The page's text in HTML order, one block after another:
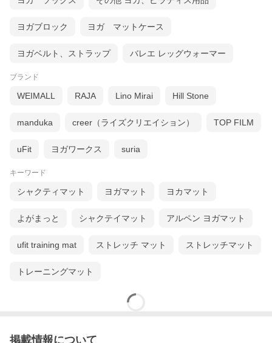
ヨガブロック ヨガ マットケース
ヨガベルト、ストラップ バレエ レッグウォーマー
ブランド
WEIMALL RAJA Lino Mirai Hill Stone
manduka creer（ライズクリエイション） TOP FILM
uFit ヨガワークス suria
キーワード
シャクティマット ヨガマット ヨカマット
よがまっと シャクテイマット アルペン ヨガマット
ufit training mat ストレッチ マット ストレッチマット
トレーニングマット
掲載情報について